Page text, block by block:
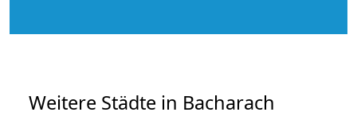
Weitere Städte in Bacharach